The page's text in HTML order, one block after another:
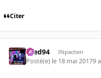
Citer
bred94 INpactien
Posté(e) le 18 mai 20179 a